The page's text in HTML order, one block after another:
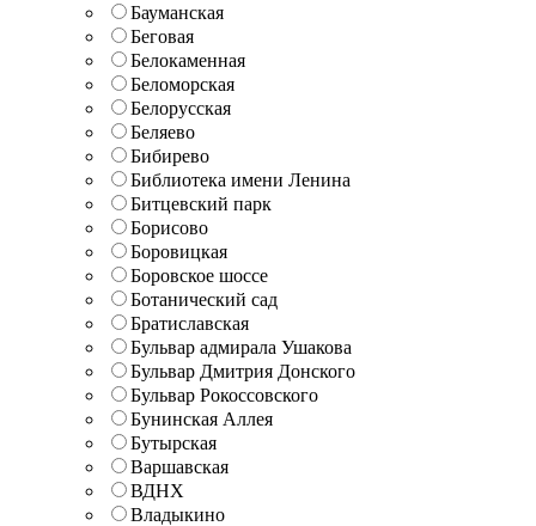
Бауманская
Беговая
Белокаменная
Беломорская
Белорусская
Беляево
Бибирево
Библиотека имени Ленина
Битцевский парк
Борисово
Боровицкая
Боровское шоссе
Ботанический сад
Братиславская
Бульвар адмирала Ушакова
Бульвар Дмитрия Донского
Бульвар Рокоссовского
Бунинская Аллея
Бутырская
Варшавская
ВДНХ
Владыкино